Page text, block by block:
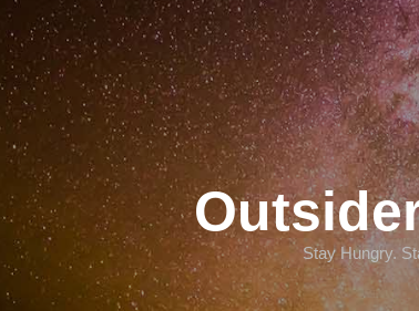
Stay Hungry.